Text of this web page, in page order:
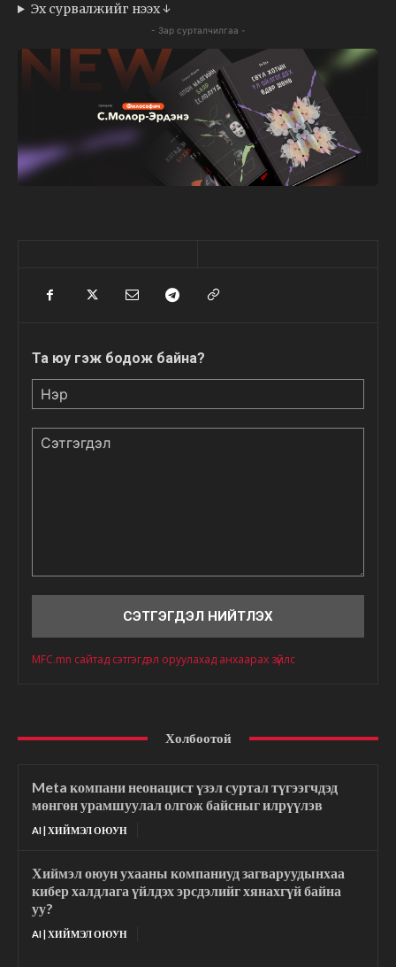
Эх сурвалжийг нээх ↓
- Зар сурталчилгаа -
Та юу гэж бодож байна?
MFC.mn сайтад сэтгэгдэл оруулахад анхаарах зүйлс
Холбоотой
Meta компани неонацист үзэл суртал түгээгчдэд
мөнгөн урамшуулал олгож байсныг илрүүлэв
AI | ХИЙМЭЛ ОЮУН
Хиймэл оюун ухааны компаниуд загваруудынхаа
кибер халдлага үйлдэх эрсдэлийг хянахгүй байна
уу?
AI | ХИЙМЭЛ ОЮУН